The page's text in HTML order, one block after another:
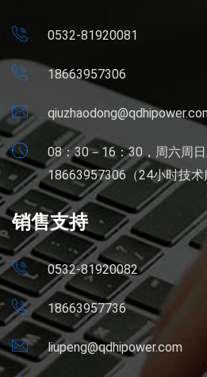
0532-81920081
18663957306
08：30－16：30，周六周
18663957306（24小时技术
销售支持
0532-81920082
18663957736
liupeng@qdhipower.com